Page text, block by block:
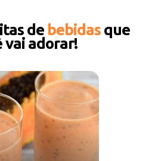
de bebidasque
vai adorar!